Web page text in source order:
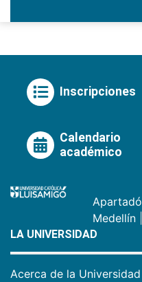
Inscripciones
Calendario
académico
Apartadó
Medellín
LA UNIVERSIDAD
Acerca de la Universidad